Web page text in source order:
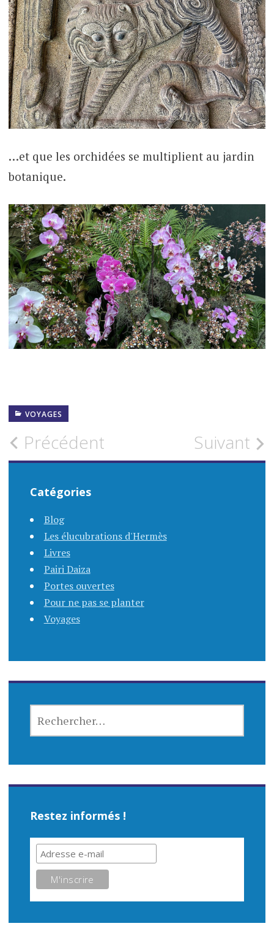
…et que les orchidées se multiplient au jardin
botanique.
VOYAGES
Navigation
des
articles
Précédent Suivant
Catégories
Blog
Les élucubrations d'Hermès
Livres
Pairi Daiza
Portes ouvertes
Pour ne pas se planter
Voyages
Restez informés !